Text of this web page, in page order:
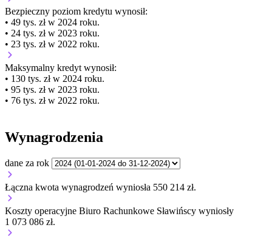
Bezpieczny poziom kredytu wynosił:
• 49 tys. zł w 2024 roku.
• 24 tys. zł w 2023 roku.
• 23 tys. zł w 2022 roku.
Maksymalny kredyt wynosił:
• 130 tys. zł w 2024 roku.
• 95 tys. zł w 2023 roku.
• 76 tys. zł w 2022 roku.
Wynagrodzenia
dane za rok
Łączna kwota wynagrodzeń wyniosła 550 214 zł.
Koszty operacyjne Biuro Rachunkowe Sławińscy wyniosły
1 073 086 zł.